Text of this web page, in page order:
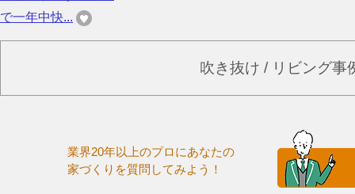
で一年中快...
吹き抜け / リビング事
業界20年以上のプロにあなたの
家づくりを質問してみよう！